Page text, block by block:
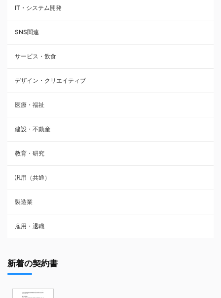
IT・システム開発
SNS関連
サービス・飲食
デザイン・クリエイティブ
医療・福祉
建設・不動産
教育・研究
汎用（共通）
製造業
雇用・退職
新着の契約書